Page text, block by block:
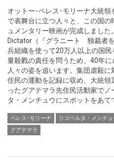
オットー･ペレス･モリーナ大統
で表舞台に立つ人々と、この国
ュメンタリー映画が完成しました
Dictator（『グラニート 独裁者
兵組織を使って20万人以上の国
量殺戮の責任を問うため、40年
人々の姿を追います。集団虐殺
住民の運動を記録に収め、大統
ったグアテマラ先住民活動家で
タ・メンチュウにスポットをあて
ペレス･モリーナ リゴベルタ・メンチュ
グアテマラ